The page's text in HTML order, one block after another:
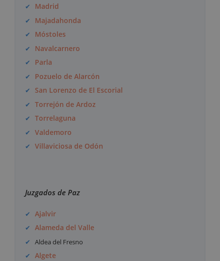
Madrid
Majadahonda
Móstoles
Navalcarnero
Parla
Pozuelo de Alarcón
San Lorenzo de El Escorial
Torrejón de Ardoz
Torrelaguna
Valdemoro
Villaviciosa de Odón
Juzgados de Paz
Ajalvir
Alameda del Valle
Aldea del Fresno
Algete